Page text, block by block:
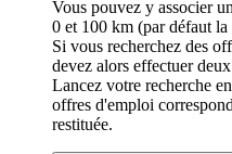
Vous pouvez y associer
0 et 100 km (par défaut
Si vous recherchez des
devez alors effectuer
Lancez votre recherche
offres d'emploi
restituée.